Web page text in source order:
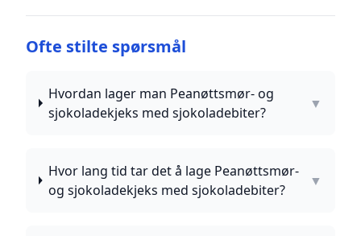
Ofte stilte spørsmål
Hvordan lager man Peanøttsmør- og
sjokoladekjeks med sjokoladebiter?
▼
Hvor lang tid tar det å lage Peanøttsmør-
og sjokoladekjeks med sjokoladebiter?
▼